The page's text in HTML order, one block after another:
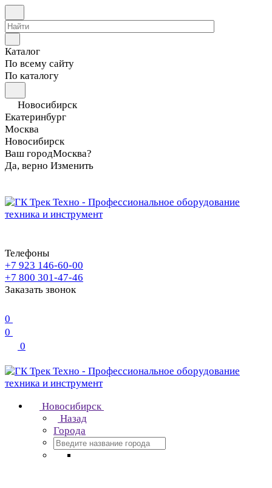
Каталог
По всему сайту
По каталогу
Новосибирск
Екатеринбург
Москва
Новосибирск
Ваш городМосква?
Да, верно Изменить
Телефоны
+7 923 146-60-00
+7 800 301-47-46
Заказать звонок
0
0
0
Новосибирск
Назад
Города